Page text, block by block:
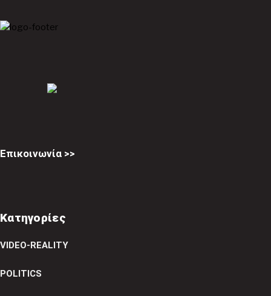
Επικοινωνία >>
Κατηγορίες
VIDEO-REALITY
POLITICS